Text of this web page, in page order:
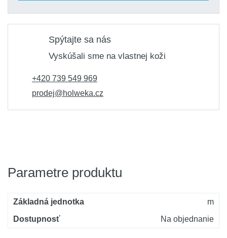
Spýtajte sa nás
Vyskúšali sme na vlastnej koži
+420 739 549 969
prodej@holweka.cz
Parametre produktu
Základná jednotka
m
Dostupnosť
Na objednanie